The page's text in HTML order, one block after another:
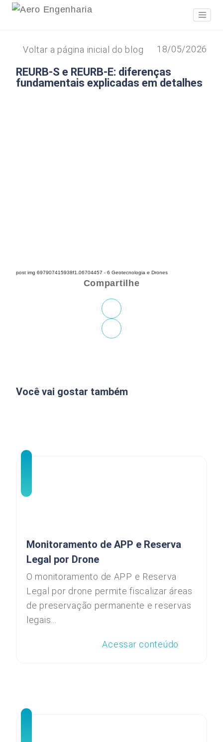
18/05/2026
Voltar a página inicial do blog
REURB-S e REURB-E: diferenças
fundamentais explicadas em detalhes
post img 697907415938f1.06704457 - 6 Geotecnologia e Drones
Compartilhe
Você vai gostar também
Monitoramento de APP e Reserva
Legal por Drone
O monitoramento de APP e Reserva
Legal por drone permite fiscalizar áreas
de preservação permanente e reservas
legais...
Acessar conteúdo